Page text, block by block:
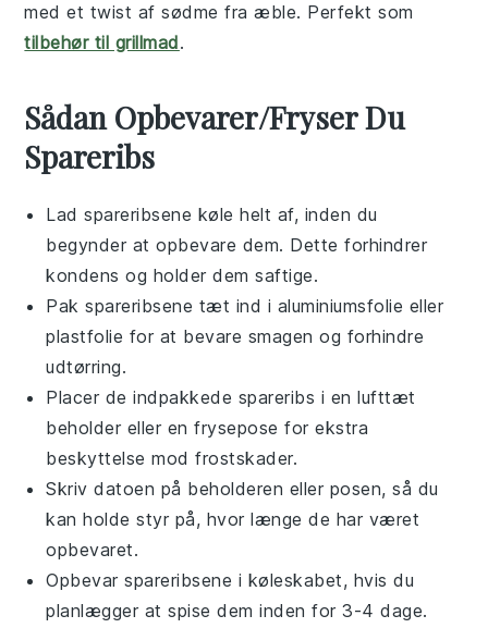
med et twist af sødme fraæble. Perfekt som
tilbehør til grillmad.
Sådan Opbevarer/Fryser Du
Spareribs
Ladspareribsene køle helt af, inden du
begynder at opbevare dem. Dette forhindrer
kondens og holder dem saftige.
Pakspareribsene tæt ind i aluminiumsfolie eller
plastfolie for at bevare smagen og forhindre
udtørring.
Placer de indpakkede spareribs i en lufttæt
beholder eller en frysepose for ekstra
beskyttelse mod frostskader.
Skriv datoen på beholderen eller posen, så du
kan holde styr på, hvor længe de har været
opbevaret.
Opbevarspareribsene i køleskabet, hvis du
planlægger at spise dem inden for 3-4 dage.